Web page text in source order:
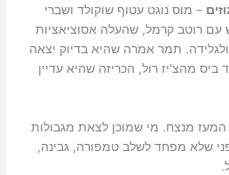
– מוס נוגט עטוף שוקולד ושברי
עם רוטב קרמל, שהעלה אסוציאציות
תמר אמרה שהיא בדיוק יצאה
מהצ'יז רול, הכריזה שהיא עדיין
המעז מנצח. מי שמוכן לצאת מגבולות
שלא מפחד לשלב טמפורה, גבינה,